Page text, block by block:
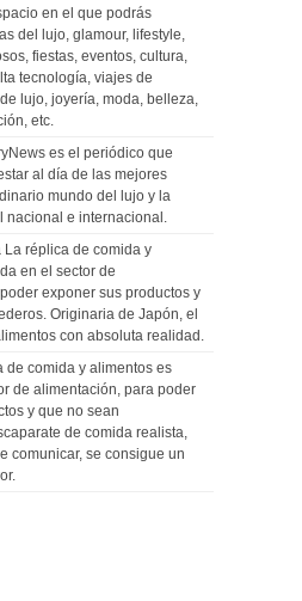
en el que podrás
del lujo, glamour, lifestyle,
fiestas, eventos, cultura,
tecnología, viajes de
lujo, joyería, moda, belleza,
etc.
es el periódico que
al día de las mejores
mundo del lujo y la
nacional e internacional.
La réplica de comida y
en el sector de
exponer sus productos y
Originaria de Japón, el
con absoluta realidad.
de comida y alimentos es
de alimentación, para poder
y que no sean
de comida realista,
comunicar, se consigue un